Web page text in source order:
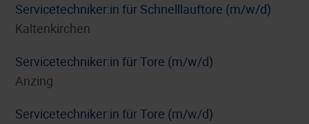
Servicetechniker:in für Schnelllauftore (m/w/d)
Kaltenkirchen
Servicetechniker:in für Tore (m/w/d)
Anzing
Servicetechniker:in für Tore (m/w/d)